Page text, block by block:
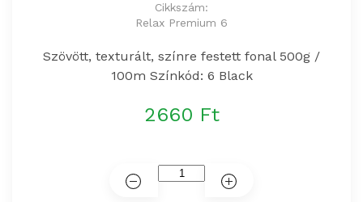
Cikkszám:
Relax Premium 6
Szövött, texturált, színre festett fonal 500g /
100m Színkód: 6 Black
2660 Ft